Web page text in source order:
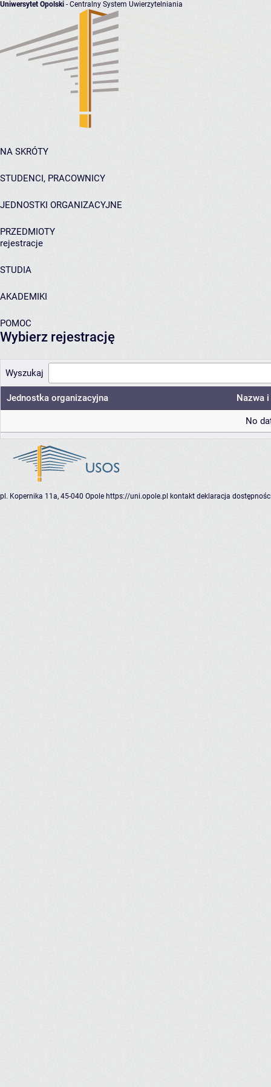
Uniwersytet Opolski - Centralny System Uwierzytelniania
NA SKRÓTY
STUDENCI, PRACOWNICY
JEDNOSTKI ORGANIZACYJNE
PRZEDMIOTY
rejestracje
STUDIA
AKADEMIKI
POMOC
Wybierz rejestrację
Wyszukaj
Jednostka organizacyjna Nazwa
No
pl. Kopernika 11a, 45-040 Opole https://uni.opole.pl kontakt deklaracja